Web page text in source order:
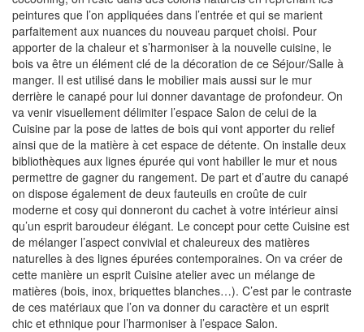
peintures que l’on appliquées dans l’entrée et qui se marient
parfaitement aux nuances du nouveau parquet choisi. Pour
apporter de la chaleur et s’harmoniser à la nouvelle cuisine, le
bois va être un élément clé de la décoration de ce Séjour/Salle à
manger. Il est utilisé dans le mobilier mais aussi sur le mur
derrière le canapé pour lui donner davantage de profondeur. On
va venir visuellement délimiter l’espace Salon de celui de la
Cuisine par la pose de lattes de bois qui vont apporter du relief
ainsi que de la matière à cet espace de détente. On installe deux
bibliothèques aux lignes épurée qui vont habiller le mur et nous
permettre de gagner du rangement. De part et d’autre du canapé
on dispose également de deux fauteuils en croûte de cuir
moderne et cosy qui donneront du cachet à votre intérieur ainsi
qu’un esprit baroudeur élégant. Le concept pour cette Cuisine est
de mélanger l’aspect convivial et chaleureux des matières
naturelles à des lignes épurées contemporaines. On va créer de
cette manière un esprit Cuisine atelier avec un mélange de
matières (bois, inox, briquettes blanches…). C’est par le contraste
de ces matériaux que l’on va donner du caractère et un esprit
chic et ethnique pour l’harmoniser à l’espace Salon.